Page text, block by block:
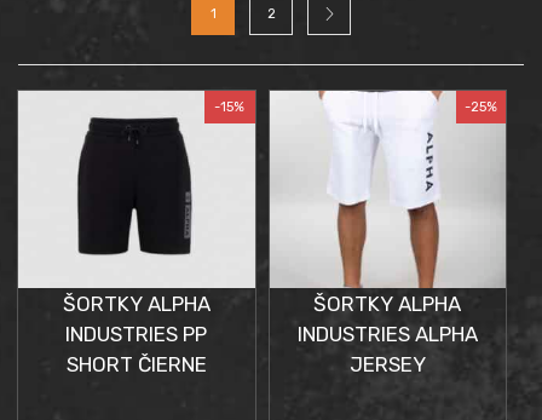
1 2
-15%
ŠORTKY ALPHA
INDUSTRIES PP
SHORT ČIERNE
-25%
ŠORTKY ALPHA
INDUSTRIES ALPHA
JERSEY